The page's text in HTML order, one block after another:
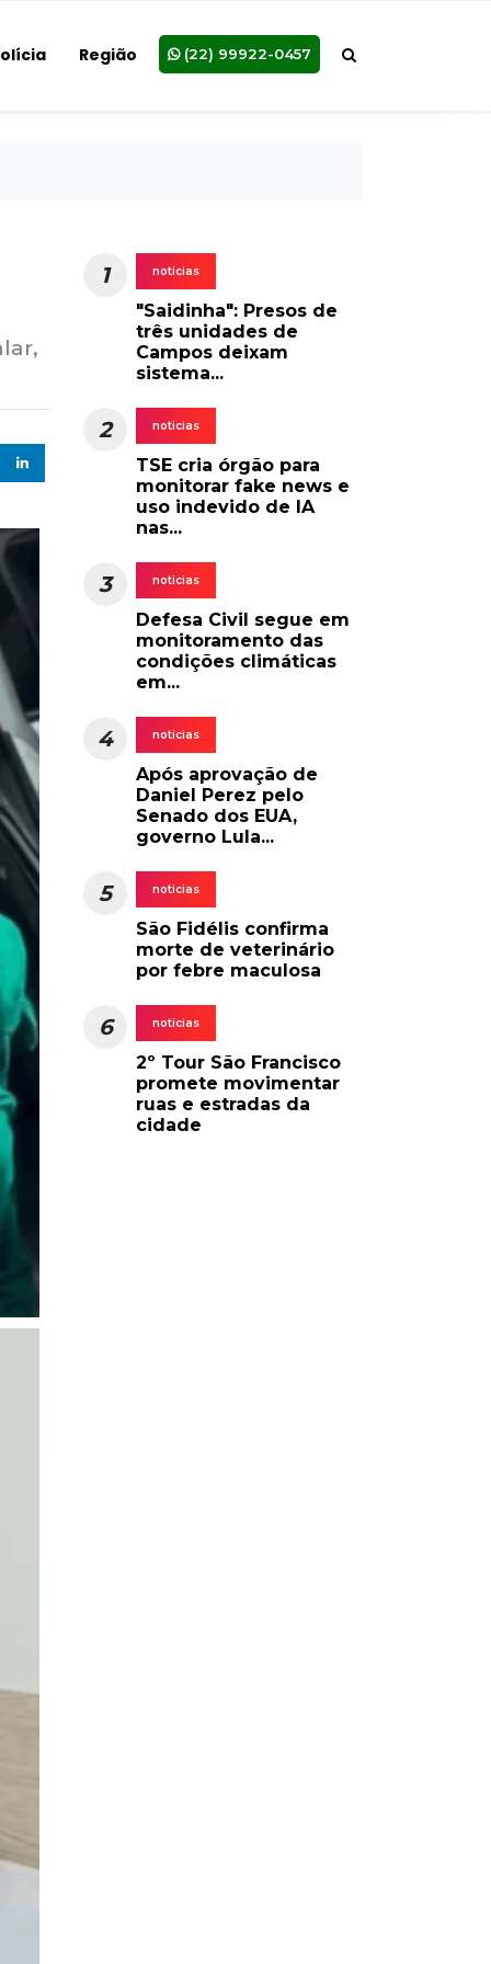
Região (22) 99922-0457
1 noticias
"Saidinha": Presos de
três unidades de
Campos deixam
sistema...
2 noticias
TSE cria órgão para
monitorar fake news e
uso indevido de IA
nas...
3 noticias
Defesa Civil segue em
monitoramento das
condições climáticas
em...
4 noticias
Após aprovação de
Daniel Perez pelo
Senado dos EUA,
governo Lula...
5 noticias
São Fidélis confirma
morte de veterinário
por febre maculosa
6 noticias
2º Tour São Francisco
promete movimentar
ruas e estradas da
cidade